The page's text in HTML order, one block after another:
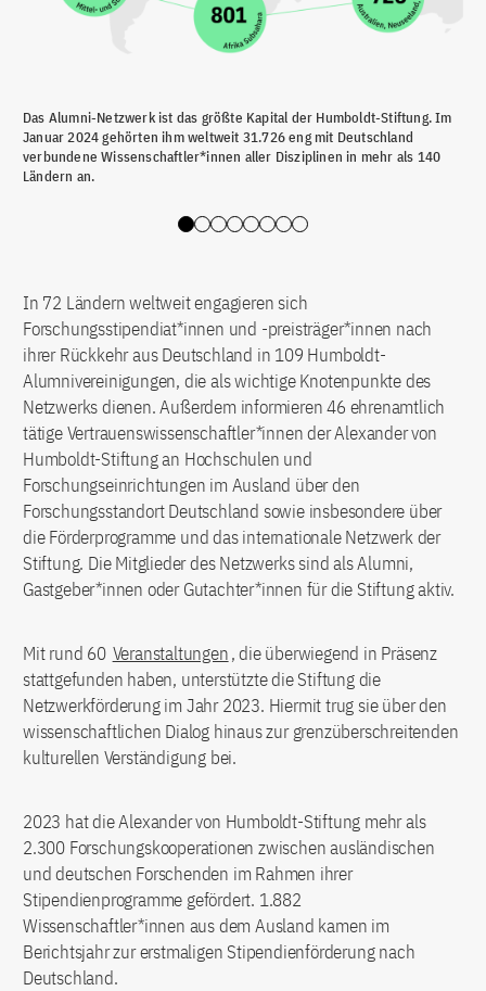
Das Alumni-Netzwerk ist das größte Kapital der Humboldt-Stiftung. Im
Januar 2024 gehörten ihm weltweit 31.726 eng mit Deutschland
verbundene Wissenschaftler*innen aller Disziplinen in mehr als 140
Ländern an.
Slide 0
Slide 1
Slide 2
Slide 3
Slide 4
Slide 5
Slide 6
Slide 7
In 72 Ländern weltweit engagieren sich
Forschungsstipendiat*innen und -preisträger*innen nach
ihrer Rückkehr aus Deutschland in 109 Humboldt-
Alumnivereinigungen, die als wichtige Knotenpunkte des
Netzwerks dienen. Außerdem informieren 46 ehrenamtlich
tätige Vertrauenswissenschaftler*innen der Alexander von
Humboldt-Stiftung an Hochschulen und
Forschungseinrichtungen im Ausland über den
Forschungsstandort Deutschland sowie insbesondere über
die Förderprogramme und das internationale Netzwerk der
Stiftung. Die Mitglieder des Netzwerks sind als Alumni,
Gastgeber*innen oder Gutachter*innen für die Stiftung aktiv.
Mit rund 60 Veranstaltungen, die überwiegend in Präsenz
stattgefunden haben, unterstützte die Stiftung die
Netzwerkförderung im Jahr 2023. Hiermit trug sie über den
wissenschaftlichen Dialog hinaus zur grenzüberschreitenden
kulturellen Verständigung bei.
2023 hat die Alexander von Humboldt-Stiftung mehr als
2.300 Forschungskooperationen zwischen ausländischen
und deutschen Forschenden im Rahmen ihrer
Stipendienprogramme gefördert. 1.882
Wissenschaftler*innen aus dem Ausland kamen im
Berichtsjahr zur erstmaligen Stipendienförderung nach
Deutschland.